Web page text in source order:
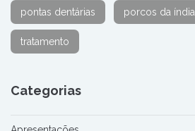
pontas dentárias porcos da índia
tratamento
Categorias